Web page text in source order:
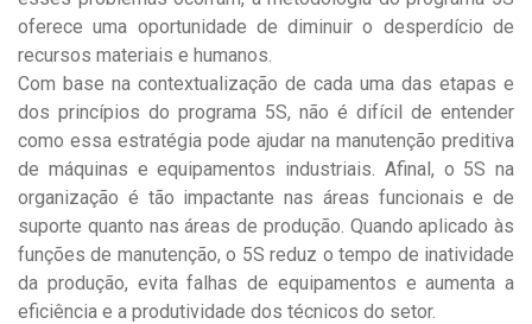
oferece uma oportunidade de diminuir o desperdício de
recursos materiais e humanos.
Com base na contextualização de cada uma das etapas e
dos princípios do programa 5S, não é difícil de entender
como essa estratégia pode ajudar na manutenção preditiva
de máquinas e equipamentos industriais. Afinal, o 5S na
organização é tão impactante nas áreas funcionais e de
suporte quanto nas áreas de produção. Quando aplicado às
funções de manutenção, o 5S reduz o tempo de inatividade
da produção, evita falhas de equipamentos e aumenta a
eficiência e a produtividade dos técnicos do setor.